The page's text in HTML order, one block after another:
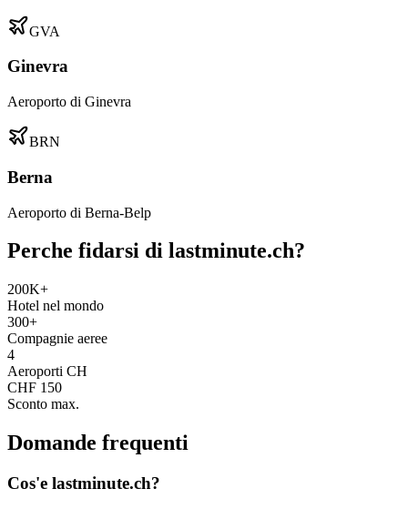
GVA
Ginevra
Aeroporto di Ginevra
BRN
Berna
Aeroporto di Berna-Belp
Perche fidarsi di lastminute.ch?
200K+
Hotel nel mondo
300+
Compagnie aeree
4
Aeroporti CH
CHF 150
Sconto max.
Domande frequenti
Cos'e lastminute.ch?